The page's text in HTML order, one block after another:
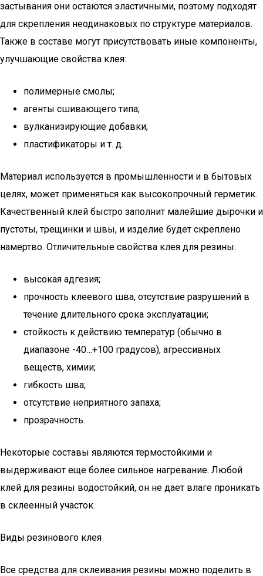
застывания они остаются эластичными, поэтому подходят
для скрепления неодинаковых по структуре материалов.
Также в составе могут присутствовать иные компоненты,
улучшающие свойства клея:
полимерные смолы;
агенты сшивающего типа;
вулканизирующие добавки;
пластификаторы и т. д.
Материал используется в промышленности и в бытовых
целях, может применяться как высокопрочный герметик.
Качественный клей быстро заполнит малейшие дырочки и
пустоты, трещинки и швы, и изделие будет скреплено
намертво. Отличительные свойства клея для резины:
высокая адгезия;
прочность клеевого шва, отсутствие разрушений в
течение длительного срока эксплуатации;
стойкость к действию температур (обычно в
диапазоне -40…+100 градусов), агрессивных
веществ, химии;
гибкость шва;
отсутствие неприятного запаха;
прозрачность.
Некоторые составы являются термостойкими и
выдерживают еще более сильное нагревание. Любой
клей для резины водостойкий, он не дает влаге проникать
в склеенный участок.
Виды резинового клея
Все средства для склеивания резины можно поделить в